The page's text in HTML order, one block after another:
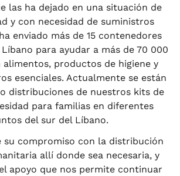
las ha dejado en una situación de
y con necesidad de suministros
enviado más de 15 contenedores
para ayudar a más de 70 000
alimentos, productos de higiene y
esenciales. Actualmente se están
distribuciones de nuestros kits de
para familias en diferentes
del sur del Líbano.
su compromiso con la distribución
allí donde sea necesaria, y
apoyo que nos permite continuar